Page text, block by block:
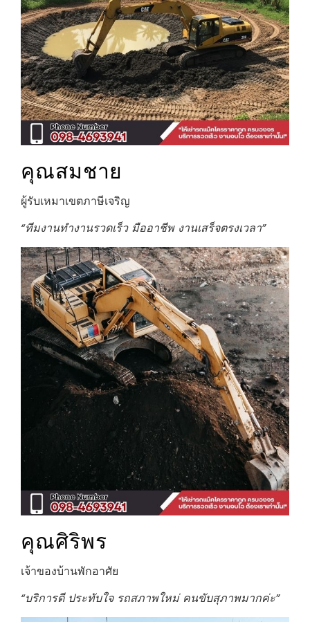
คุณสมชาย
ผู้รับเหมาเขตภาษีเจริญ
“ทีมงานทำงานรวดเร็ว มืออาชีพ งานเสร็จตรงเวลา”
คุณศิริพร
เจ้าของบ้านพักอาศัย
“บริการดี ประทับใจ รถสภาพใหม่ คนขับสุภาพมากค่ะ”